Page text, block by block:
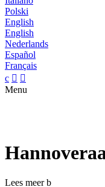
Polski
English
English
Nederlands
Español
Français
c  
Menu
Lees meerb